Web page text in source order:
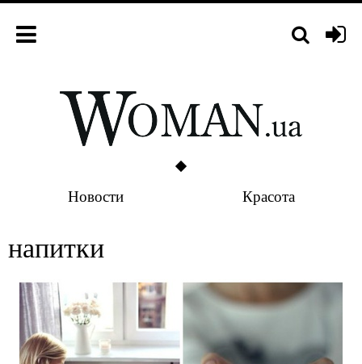
Новости Красота
напитки